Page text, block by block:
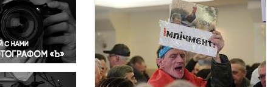
и конфликты
жизнь